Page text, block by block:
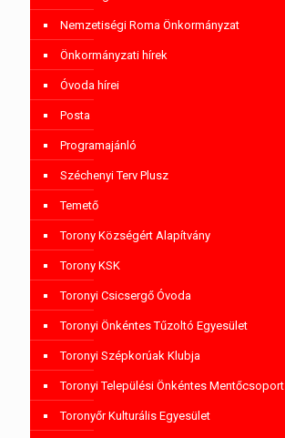
Nemzetiségi Roma Önkormányzat
Önkormányzati hírek
Óvoda hírei
Posta
Programajánló
Széchenyi Terv Plusz
Temető
Torony Községért Alapítvány
Torony KSK
Toronyi Csicsergő Óvoda
Toronyi Önkéntes Tűzoltó Egyesület
Toronyi Szépkorúak Klubja
Toronyi Települési Önkéntes Mentőcsoport
Toronyőr Kulturális Egyesület